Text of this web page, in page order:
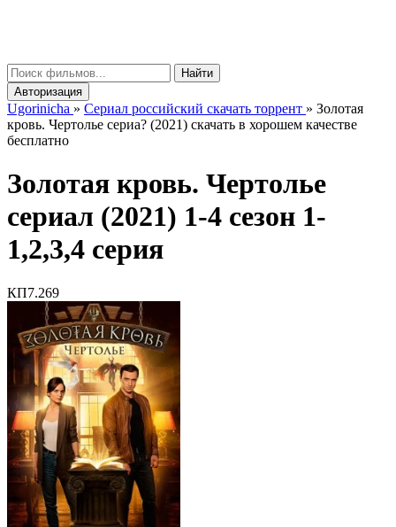
Найти
Авторизация
Ugorinicha » Сериал российский скачать торрент » Золотая
кровь. Чертолье сериа? (2021) скачать в хорошем качестве
бесплатно
Золотая кровь. Чертолье
сериал (2021) 1-4 сезон 1-
1,2,3,4 серия
КП7.269